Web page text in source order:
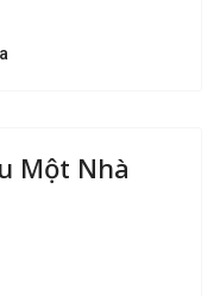
Một Nhà